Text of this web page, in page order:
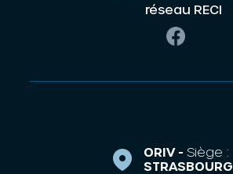
réseau RECI
ORIV - Siège :
STRASBOURG